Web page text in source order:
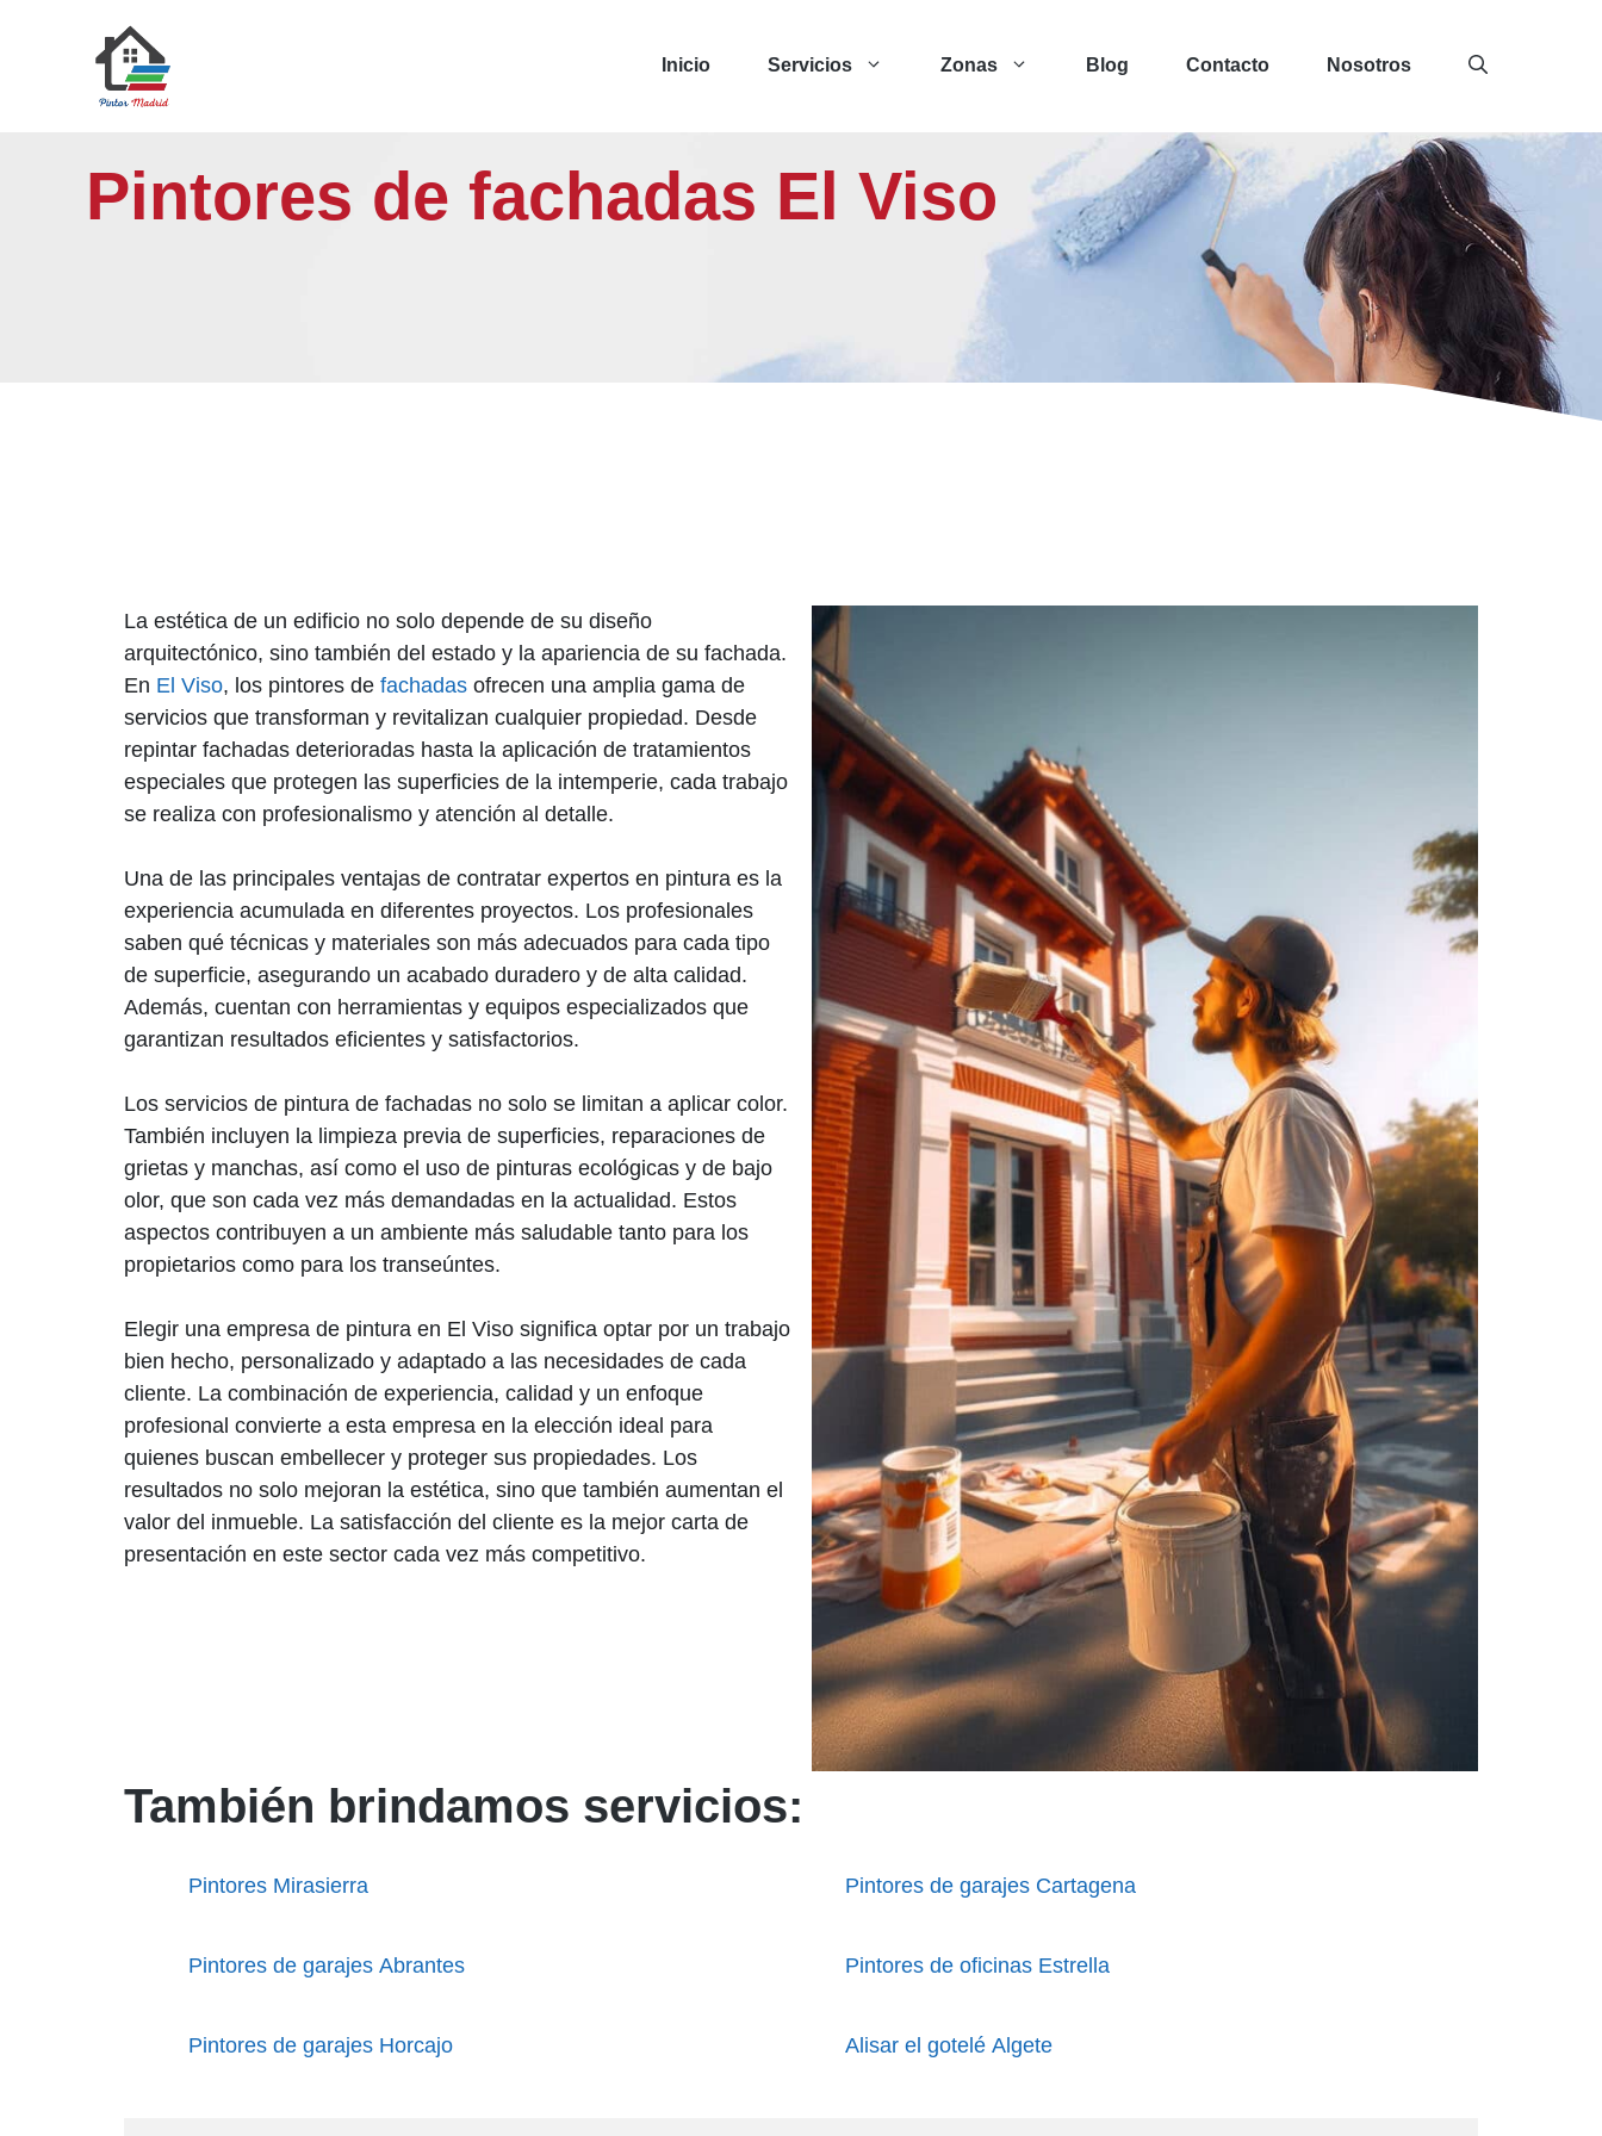
Inicio Servicios Zonas Blog Contacto Nosotros
Pintores de fachadas El Viso
La estética de un edificio no solo depende de su diseño
arquitectónico, sino también del estado y la apariencia de su fachada.
En El Viso, los pintores de fachadas ofrecen una amplia gama de
servicios que transforman y revitalizan cualquier propiedad. Desde
repintar fachadas deterioradas hasta la aplicación de tratamientos
especiales que protegen las superficies de la intemperie, cada trabajo
se realiza con profesionalismo y atención al detalle.
Una de las principales ventajas de contratar expertos en pintura es la
experiencia acumulada en diferentes proyectos. Los profesionales
saben qué técnicas y materiales son más adecuados para cada tipo
de superficie, asegurando un acabado duradero y de alta calidad.
Además, cuentan con herramientas y equipos especializados que
garantizan resultados eficientes y satisfactorios.
Los servicios de pintura de fachadas no solo se limitan a aplicar color.
También incluyen la limpieza previa de superficies, reparaciones de
grietas y manchas, así como el uso de pinturas ecológicas y de bajo
olor, que son cada vez más demandadas en la actualidad. Estos
aspectos contribuyen a un ambiente más saludable tanto para los
propietarios como para los transeúntes.
Elegir una empresa de pintura en El Viso significa optar por un trabajo
bien hecho, personalizado y adaptado a las necesidades de cada
cliente. La combinación de experiencia, calidad y un enfoque
profesional convierte a esta empresa en la elección ideal para
quienes buscan embellecer y proteger sus propiedades. Los
resultados no solo mejoran la estética, sino que también aumentan el
valor del inmueble. La satisfacción del cliente es la mejor carta de
presentación en este sector cada vez más competitivo.
También brindamos servicios:
Pintores Mirasierra Pintores de garajes Cartagena
Pintores de garajes Abrantes Pintores de oficinas Estrella
Pintores de garajes Horcajo Alisar el gotelé Algete